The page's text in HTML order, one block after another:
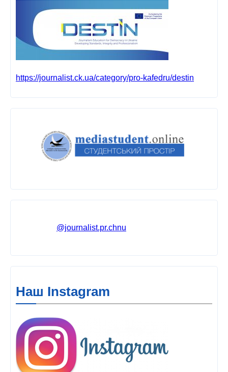
https://journalist.ck.ua/category/pro-kafedru/destin
@journalist.pr.chnu
Наш Instagram